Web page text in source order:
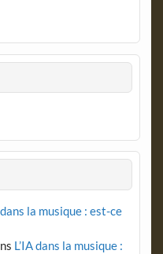
dans la musique : est-ce
L’IA dans la musique :